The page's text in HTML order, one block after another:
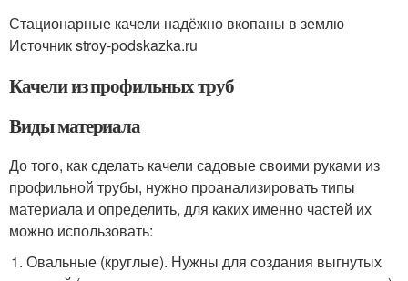
Стационарные качели надёжно вкопаны в землю
Источник stroy-podskazka.ru
Качели из профильных труб
Виды материала
До того, как сделать качели садовые своими руками из
профильной трубы, нужно проанализировать типы
материала и определить, для каких именно частей их
можно использовать:
Овальные (круглые). Нужны для создания выгнутых